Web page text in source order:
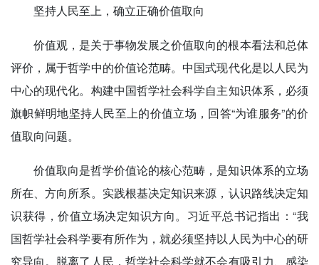
坚持人民至上，确立正确价值取向
价值观，是关于事物发展之价值取向的根本看法和总体
评价，属于哲学中的价值论范畴。中国式现代化是以人民为
中心的现代化。构建中国哲学社会科学自主知识体系，必须
旗帜鲜明地坚持人民至上的价值立场，回答“为谁服务”的价
值取向问题。
价值取向是哲学价值论的核心范畴，是知识体系的立场
所在、方向所系。实践根基决定知识来源，认识路线决定知
识获得，价值立场决定知识方向。习近平总书记指出：“我
国哲学社会科学要有所作为，就必须坚持以人民为中心的研
究导向。脱离了人民，哲学社会科学就不会有吸引力、感染